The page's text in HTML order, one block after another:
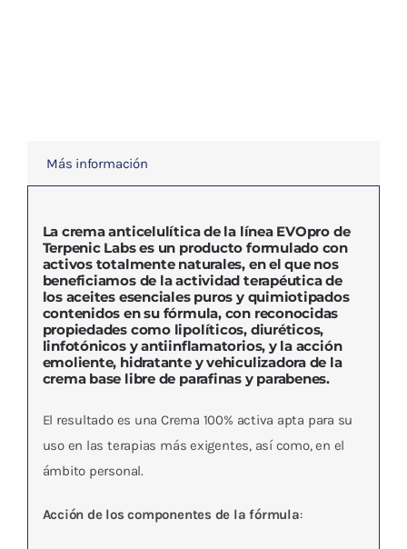
Más información
La crema anticelulítica de la línea EVOpro de
Terpenic Labs es un producto formulado con
activos totalmente naturales, en el que nos
beneficiamos de la actividad terapéutica de
los aceites esenciales puros y quimiotipados
contenidos en su fórmula, con reconocidas
propiedades como lipolíticos, diuréticos,
linfotónicos y antiinflamatorios, y la acción
emoliente, hidratante y vehiculizadora de la
crema base libre de parafinas y parabenes.
El resultado es una Crema 100% activa apta para su
uso en las terapias más exigentes, así como, en el
ámbito personal.
Acción de los componentes de la fórmula: